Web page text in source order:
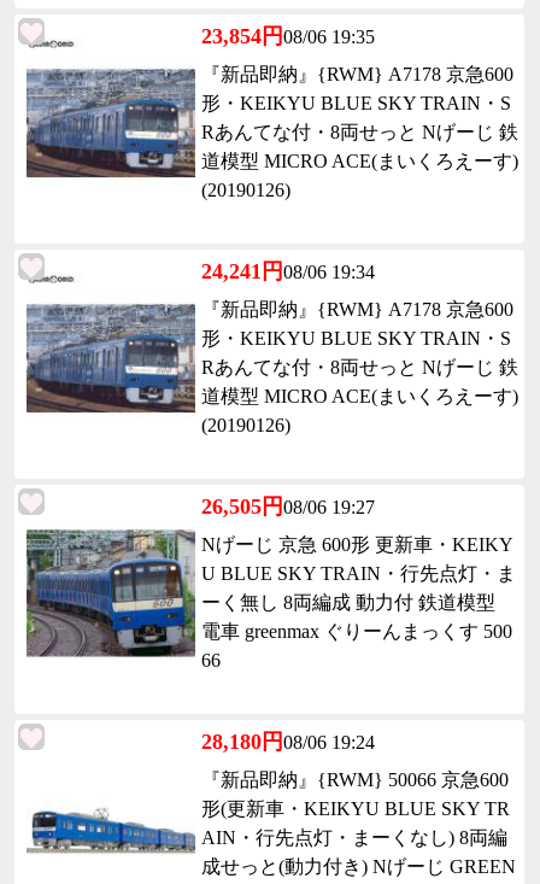
23,854円08/06 19:35
『新品即納』{RWM} A7178 京急600
形・KEIKYU BLUE SKY TRAIN・S
Rあんてな付・8両せっと Nげーじ 鉄
道模型 MICRO ACE(まいくろえーす)
(20190126)
24,241円08/06 19:34
『新品即納』{RWM} A7178 京急600
形・KEIKYU BLUE SKY TRAIN・S
Rあんてな付・8両せっと Nげーじ 鉄
道模型 MICRO ACE(まいくろえーす)
(20190126)
26,505円08/06 19:27
Nげーじ 京急 600形 更新車・KEIKY
U BLUE SKY TRAIN・行先点灯・ま
ーく無し 8両編成 動力付 鉄道模型
電車 greenmax ぐりーんまっくす 500
66
28,180円08/06 19:24
『新品即納』{RWM} 50066 京急600
形(更新車・KEIKYU BLUE SKY TR
AIN・行先点灯・まーくなし) 8両編
成せっと(動力付き) Nげーじ GREEN